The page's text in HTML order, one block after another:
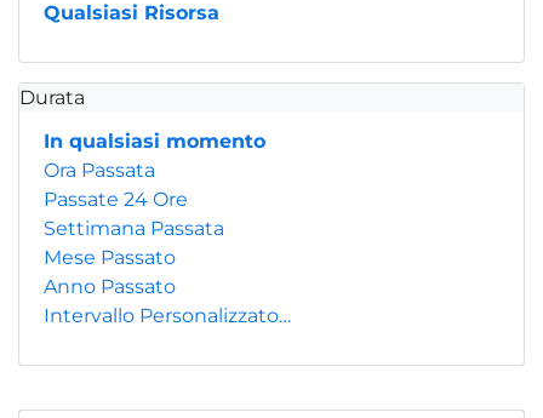
Qualsiasi Risorsa
Durata
In qualsiasi momento
Ora Passata
Passate 24 Ore
Settimana Passata
Mese Passato
Anno Passato
Intervallo Personalizzato…